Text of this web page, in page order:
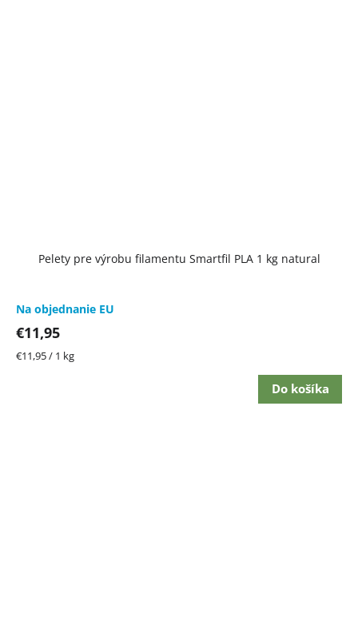
Pelety pre výrobu filamentu Smartfil PLA 1 kg natural
Na objednanie EU
€11,95
Jednotková
€11,95 / 1 kg
Do košíka